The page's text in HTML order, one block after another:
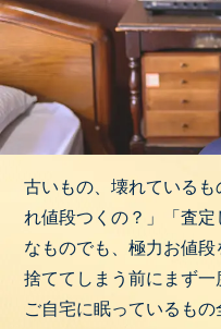
古いもの、壊れているも
れ値段つくの？」「査定
なものでも、極力お値段
捨ててしまう前にまず一
ご自宅に眠っているもの